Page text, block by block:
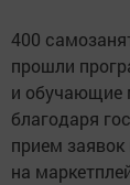
400
прошли
и обучающие
благодаря
прием
на